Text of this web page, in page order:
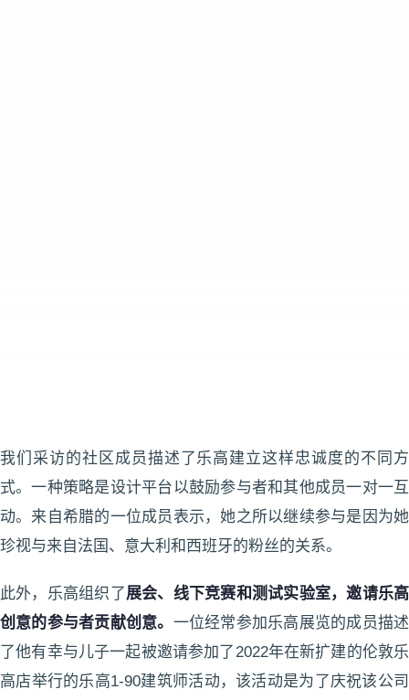
我们采访的社区成员描述了乐高建立这样忠诚度的不同方
式。一种策略是设计平台以鼓励参与者和其他成员一对一互
动。来自希腊的一位成员表示，她之所以继续参与是因为她
珍视与来自法国、意大利和西班牙的粉丝的关系。
此外，乐高组织了展会、线下竞赛和测试实验室，邀请乐高
创意的参与者贡献创意。 一位经常参加乐高展览的成员描述
了他有幸与儿子一起被邀请参加了2022年在新扩建的伦敦乐
高店举行的乐高1-90建筑师活动，该活动是为了庆祝该公司